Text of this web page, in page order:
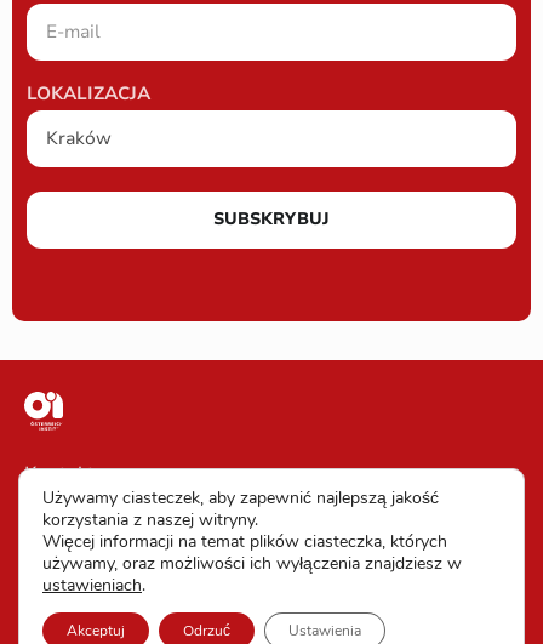
LOKALIZACJA
SUBSKRYBUJ
Kontakt
Impressum
Warunki uczestnictwa
Używamy ciasteczek, aby zapewnić najlepszą jakość
korzystania z naszej witryny.
Więcej informacji na temat plików ciasteczka, których
używamy, oraz możliwości ich wyłączenia znajdziesz w
ustawieniach.
Akceptuj Odrzuć Ustawienia